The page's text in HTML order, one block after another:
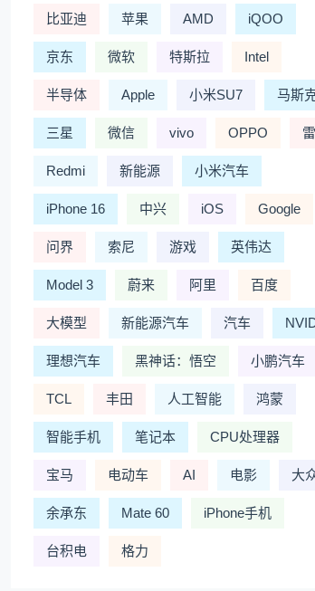
比亚迪 苹果 AMD iQOO
京东 微软 特斯拉 Intel
半导体 Apple 小米SU7 马斯
三星 微信 vivo OPPO
Redmi 新能源 小米汽车
iPhone 16 中兴 iOS Google
问界 索尼 游戏 英伟达
Model 3 蔚来 阿里 百度
大模型 新能源汽车 汽车
理想汽车 黑神话：悟空 小鹏汽车
TCL 丰田 人工智能 鸿蒙
智能手机 笔记本 CPU处理器
宝马 电动车 AI 电影 大
余承东 Mate 60 iPhone手机
台积电 格力